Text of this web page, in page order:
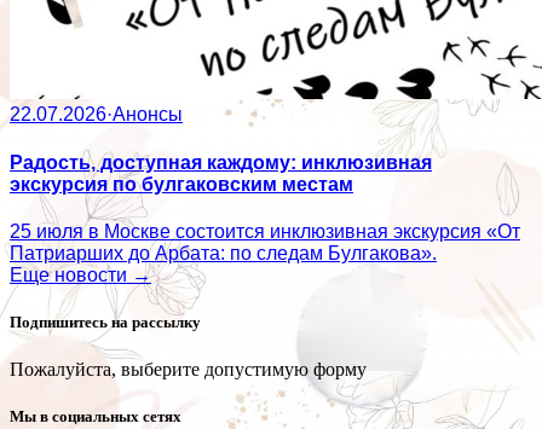
22.07.2026·Анонсы
Радость, доступная каждому: инклюзивная
экскурсия по булгаковским местам
25 июля в Москве состоится инклюзивная экскурсия «От
Патриарших до Арбата: по следам Булгакова».
Еще новости →
Подпишитесь на рассылку
Пожалуйста, выберите допустимую форму
Мы в социальных сетях